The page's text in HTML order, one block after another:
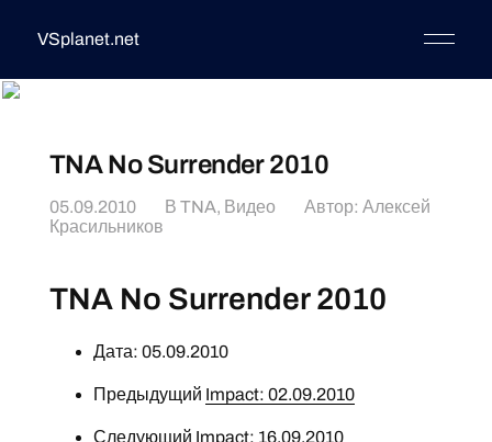
VSplanet.net
TNA No Surrender 2010
05.09.2010 В TNA, Видео Автор: Алексей
Красильников
TNA No Surrender 2010
Дата: 05.09.2010
Предыдущий Impact: 02.09.2010
Следующий Impact: 16.09.2010